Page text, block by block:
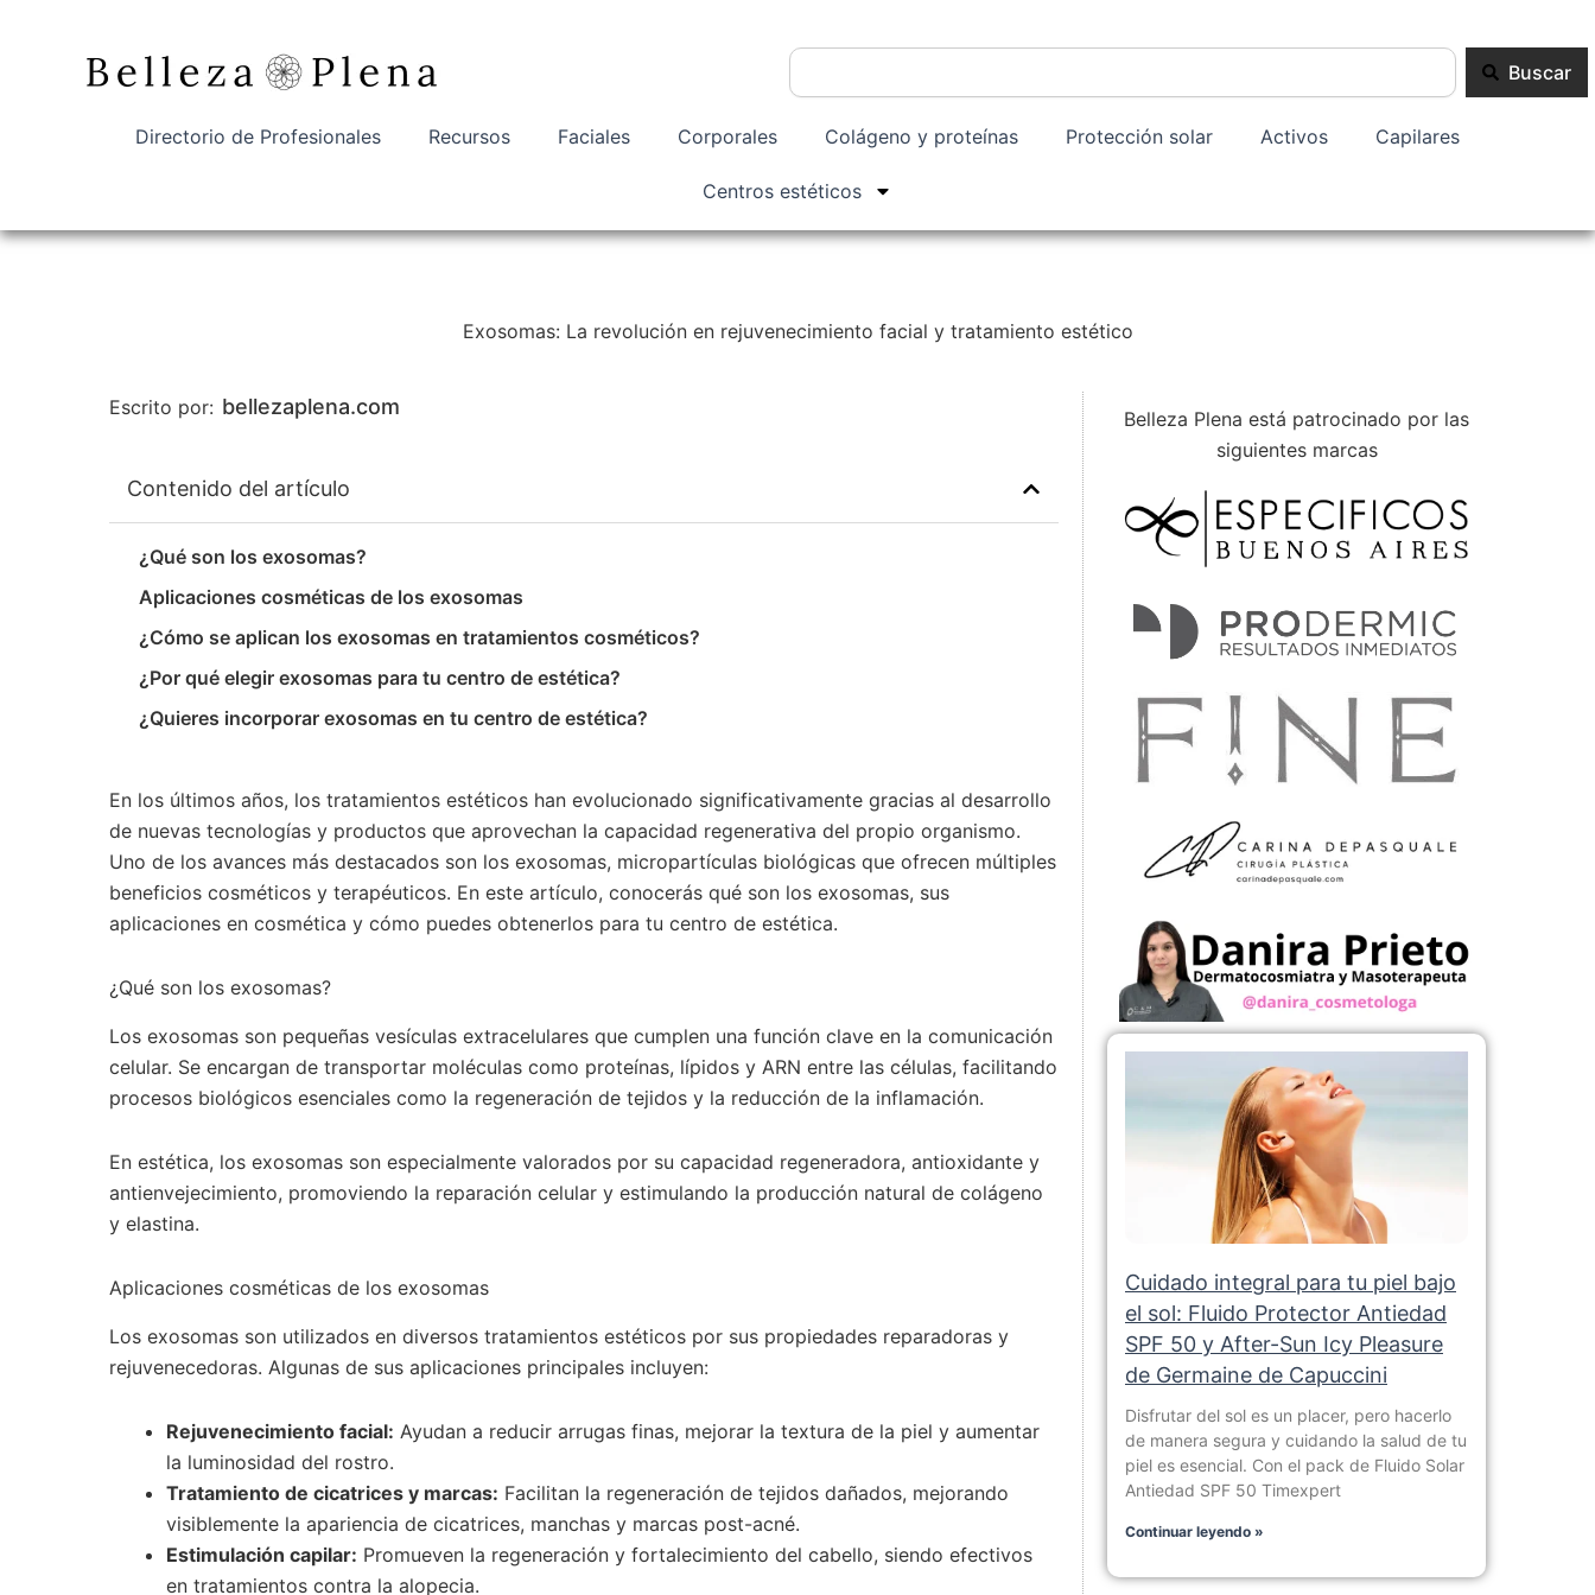
Buscar
Buscar
Directorio de Profesionales Recursos Faciales Corporales Colágeno y proteínas Protección solar Activos Capilares
Centros estéticos
Exosomas: La revolución en rejuvenecimiento facial y tratamiento estético
Escrito por: bellezaplena.com
Contenido del artículo
¿Qué son los exosomas?
Aplicaciones cosméticas de los exosomas
¿Cómo se aplican los exosomas en tratamientos cosméticos?
¿Por qué elegir exosomas para tu centro de estética?
¿Quieres incorporar exosomas en tu centro de estética?
En los últimos años, los tratamientos estéticos han evolucionado significativamente gracias al desarrollo
de nuevas tecnologías y productos que aprovechan la capacidad regenerativa del propio organismo.
Uno de los avances más destacados son los exosomas, micropartículas biológicas que ofrecen múltiples
beneficios cosméticos y terapéuticos. En este artículo, conocerás qué son los exosomas, sus
aplicaciones en cosmética y cómo puedes obtenerlos para tu centro de estética.
¿Qué son los exosomas?
Los exosomas son pequeñas vesículas extracelulares que cumplen una función clave en la comunicación
celular. Se encargan de transportar moléculas como proteínas, lípidos y ARN entre las células, facilitando
procesos biológicos esenciales como la regeneración de tejidos y la reducción de la inflamación.
En estética, los exosomas son especialmente valorados por su capacidad regeneradora, antioxidante y
antienvejecimiento, promoviendo la reparación celular y estimulando la producción natural de colágeno
y elastina.
Aplicaciones cosméticas de los exosomas
Los exosomas son utilizados en diversos tratamientos estéticos por sus propiedades reparadoras y
rejuvenecedoras. Algunas de sus aplicaciones principales incluyen:
Rejuvenecimiento facial: Ayudan a reducir arrugas finas, mejorar la textura de la piel y aumentar
la luminosidad del rostro.
Tratamiento de cicatrices y marcas: Facilitan la regeneración de tejidos dañados, mejorando
visiblemente la apariencia de cicatrices, manchas y marcas post-acné.
Estimulación capilar: Promueven la regeneración y fortalecimiento del cabello, siendo efectivos
en tratamientos contra la alopecia.
Belleza Plena está patrocinado por las
siguientes marcas
Cuidado integral para tu piel bajo
el sol: Fluido Protector Antiedad
SPF 50 y After-Sun Icy Pleasure
de Germaine de Capuccini
Disfrutar del sol es un placer, pero hacerlo
de manera segura y cuidando la salud de tu
piel es esencial. Con el pack de Fluido Solar
Antiedad SPF 50 Timexpert
Continuar leyendo »